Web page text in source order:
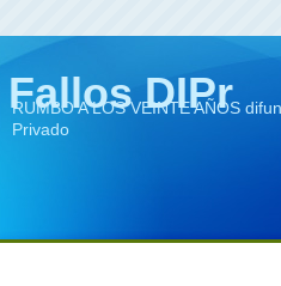
Fallos DIPr
RUMBO A LOS VEINTE AÑOS
Privado